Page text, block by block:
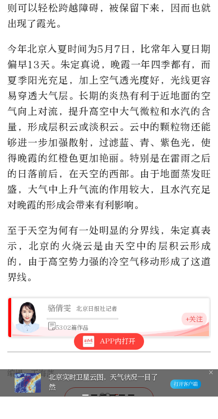
则可以轻松跨越障碍，被保留下来，因而也就
出现了霞光。
今年北京入夏时间为5月7日，比常年入夏日期
偏早13天。朱定真说，晚霞一年四季都有，而
夏季阳光充足，加上空气透光度好，光线更容
易穿透大气层。长期的炎热有利于近地面的空
气向上对流，提升高空中大气微粒和水汽的含
量，形成层积云或淡积云。云中的颗粒物还能
够进一步加强散射，过滤蓝、青、紫色光，使
得晚霞的红橙色更加艳丽。特别是在雷雨之后
的日落前后，在天空的西部。由于地面蒸发旺
盛，大气中上升气流的作用较大，且水汽充足
对晚霞的形成会带来有利影响。
至于天空为何有一处明显的分界线，朱定真表
示，北京的火烧云是由天空中的层积云形成
的，由于高空势力强的冷空气移动形成了这道
界线。
骆倩雯 北京日报社记者
5302篇作品
+关注
编辑：王海萍
5
APP内打开
北京实时卫星云图，天气状况一目了
然